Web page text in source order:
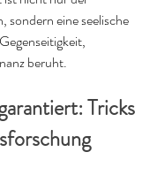
sondern eine seelische
beruht.
Tricks